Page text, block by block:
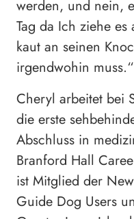
werden, und nein,
Tag da Ich ziehe
kaut an seinen
irgendwohin muss.“
Cheryl arbeitet bei
die erste
Abschluss in
Branford Hall
ist Mitglied der
Guide Dog Users